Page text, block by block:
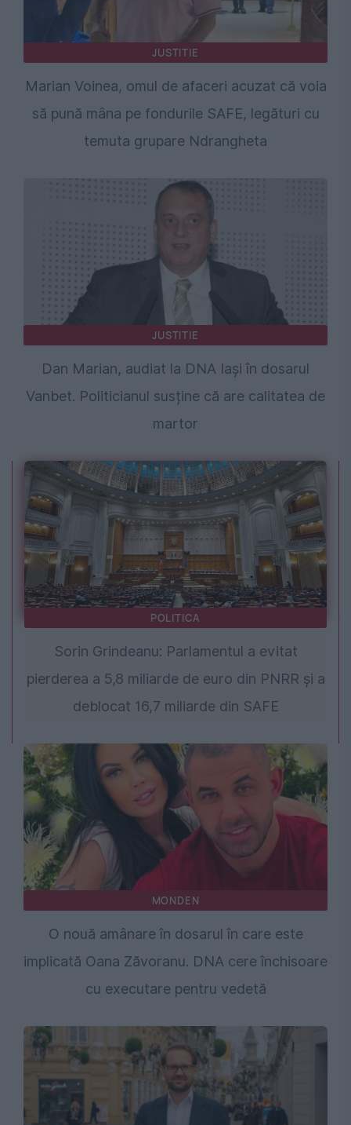
JUSTITIE
Marian Voinea, omul de afaceri acuzat că voia
să pună mâna pe fondurile SAFE, legături cu
temuta grupare Ndrangheta
JUSTITIE
Dan Marian, audiat la DNA Iași în dosarul
Vanbet. Politicianul susține că are calitatea de
martor
POLITICA
Sorin Grindeanu: Parlamentul a evitat
pierderea a 5,8 miliarde de euro din PNRR și a
deblocat 16,7 miliarde din SAFE
MONDEN
O nouă amânare în dosarul în care este
implicată Oana Zăvoranu. DNA cere închisoare
cu executare pentru vedetă